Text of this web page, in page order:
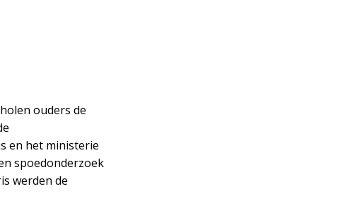
ouders de
en het ministerie
spoedonderzoek
werden de